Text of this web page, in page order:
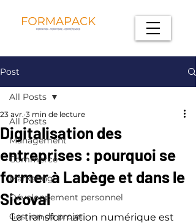
Post
All Posts
Management
Commerce
Marketing
Développement personnel
Gestion de projet
All Posts
Digitalisation des
entreprises : pourquoi se
former à Labège et dans le
Sicoval
23 avr. 3 min de lecture
La transformation numérique est